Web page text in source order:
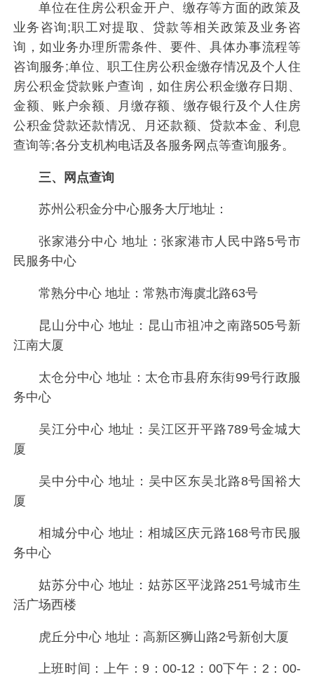
单位在住房公积金开户、缴存等方面的政策及
业务咨询;职工对提取、贷款等相关政策及业务咨
询，如业务办理所需条件、要件、具体办事流程等
咨询服务;单位、职工住房公积金缴存情况及个人住
房公积金贷款账户查询，如住房公积金缴存日期、
金额、账户余额、月缴存额、缴存银行及个人住房
公积金贷款还款情况、月还款额、贷款本金、利息
查询等;各分支机构电话及各服务网点等查询服务。
三、网点查询
苏州公积金分中心服务大厅地址：
张家港分中心 地址：张家港市人民中路5号市
民服务中心
常熟分中心 地址：常熟市海虞北路63号
昆山分中心 地址：昆山市祖冲之南路505号新
江南大厦
太仓分中心 地址：太仓市县府东街99号行政服
务中心
吴江分中心 地址：吴江区开平路789号金城大
厦
吴中分中心 地址：吴中区东吴北路8号国裕大
厦
相城分中心 地址：相城区庆元路168号市民服
务中心
姑苏分中心 地址：姑苏区平泷路251号城市生
活广场西楼
虎丘分中心 地址：高新区狮山路2号新创大厦
上班时间：上午：9：00-12：00下午：2：00-